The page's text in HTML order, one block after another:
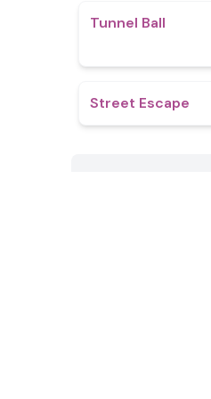
Tunnel Ball
Street Escape